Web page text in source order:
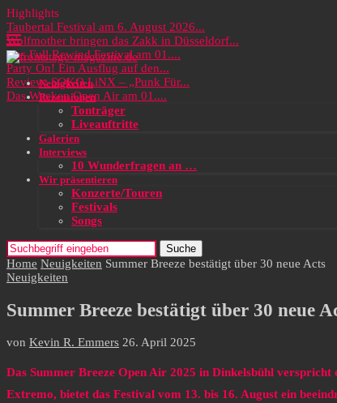
Highlights
Taubertal Festival am 6. August 2026...
Wolfmother bringen das Zakk in Düsseldorf...
Das Full Rewind Festival am 01....
Party On! Ein Ausflug auf den...
Review: SOKO LiNX – „Punk Für...
Das Wacken Open Air am 01....
Neuigkeiten
Rezensionen
Tonträger
Liveauftritte
Galerien
Interviews
10 Wunderfragen an …
Wir präsentieren
Konzerte/Touren
Festivals
Songs
Suche
Home Neuigkeiten Summer Breeze bestätigt über 30 neue Acts
Neuigkeiten
Summer Breeze bestätigt über 30 neue
von Kevin R. Emmers 26. April 2025
Das Summer Breeze Open Air 2025 in Dinkelsbühl
Extremo, bietet das Festival vom 13. bis 16. August ein